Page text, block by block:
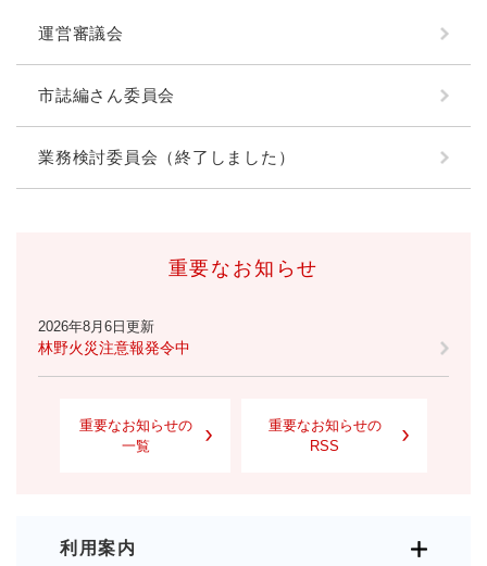
運営審議会
市誌編さん委員会
業務検討委員会（終了しました）
重要なお知らせ
2026年8月6日更新
林野火災注意報発令中
重要なお知らせの
一覧
重要なお知らせの
RSS
利用案内